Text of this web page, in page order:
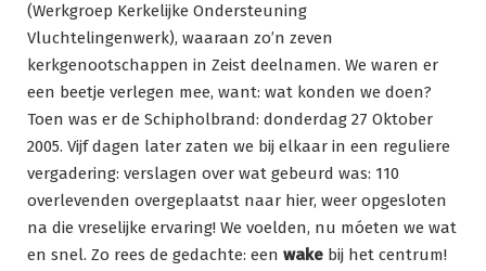
(Werkgroep Kerkelijke Ondersteuning
Vluchtelingenwerk), waaraan zo’n zeven
kerkgenootschappen in Zeist deelnamen. We waren er
een beetje verlegen mee, want: wat konden we doen?
Toen was er de Schipholbrand: donderdag 27 Oktober
2005. Vijf dagen later zaten we bij elkaar in een reguliere
vergadering: verslagen over wat gebeurd was: 110
overlevenden overgeplaatst naar hier, weer opgesloten
na die vreselijke ervaring! We voelden, nu móeten we wat
en snel. Zo rees de gedachte: een wake bij het centrum!